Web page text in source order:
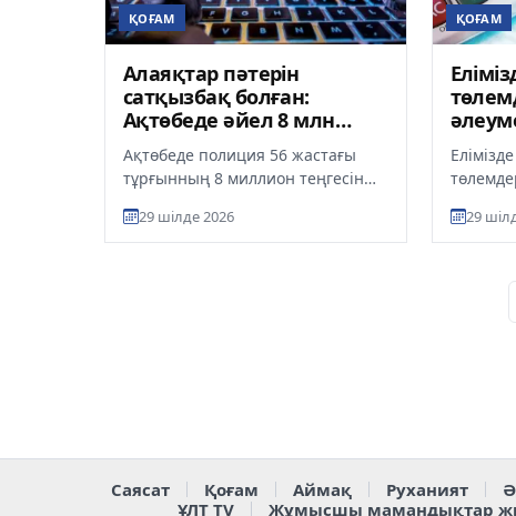
ҚОҒАМ
Алаяқтар пәтерін
сатқызбақ болған:
Ақтөбеде әйел 8 млн
теңгесінен айырылып
қала жаздады
Ақтөбеде полиция 56 жастағы
тұрғынның 8 миллион теңгесін
арбауына түсіп, екі бөлмелі...
29 шілде 2026
ҚОҒАМ
29
Саясат Қоғам Аймақ Руханият
ҰЛТ TV
Жұмысшы мамандықтар